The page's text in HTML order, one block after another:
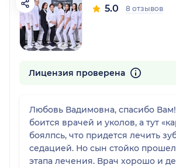
5.0 8 отзывов
Лицензия проверена
Любовь Вадимовна, спасибо
боится врачей и уколов, а тут
боялпсь, что придется лечить
седацией. Но сын стойко
этапа лечения. Врач хорошо и